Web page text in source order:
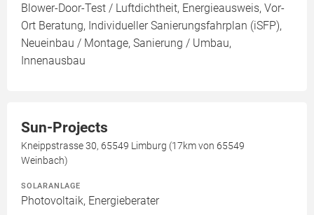
Blower-Door-Test / Luftdichtheit, Energieausweis, Vor-
Ort Beratung, Individueller Sanierungsfahrplan (iSFP),
Neueinbau / Montage, Sanierung / Umbau,
Innenausbau
Sun-Projects
Kneippstrasse 30, 65549 Limburg (17km von 65549
Weinbach)
SOLARANLAGE
Photovoltaik, Energieberater